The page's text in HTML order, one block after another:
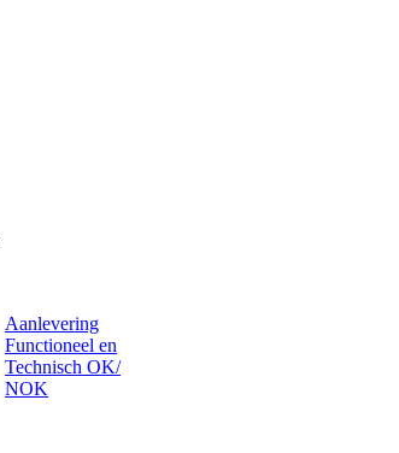
Aanlevering
Functioneel en
Technisch OK/
NOK